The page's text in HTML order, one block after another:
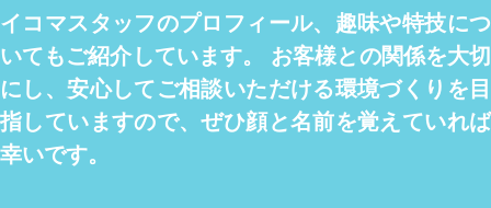
イコマスタッフのプロフィール、趣味や特技につ
いてもご紹介しています。 お客様との関係を大切
にし、安心してご相談いただける環境づくりを目
指していますので、ぜひ顔と名前を覚えていれば
幸いです。